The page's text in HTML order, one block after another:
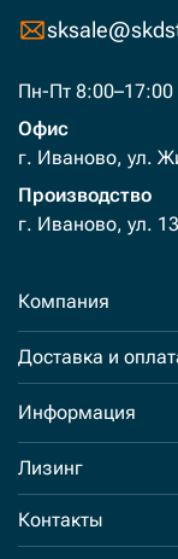
Пн-Пт 8:00–17:00
Офис
г. Иваново, ул.
Производство
г. Иваново, ул.
Компания
Доставка и
Информация
Лизинг
Контакты